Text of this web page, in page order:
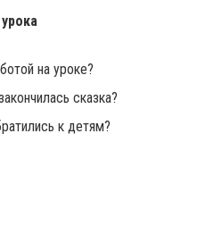
на уроке?
сказка?
к детям?